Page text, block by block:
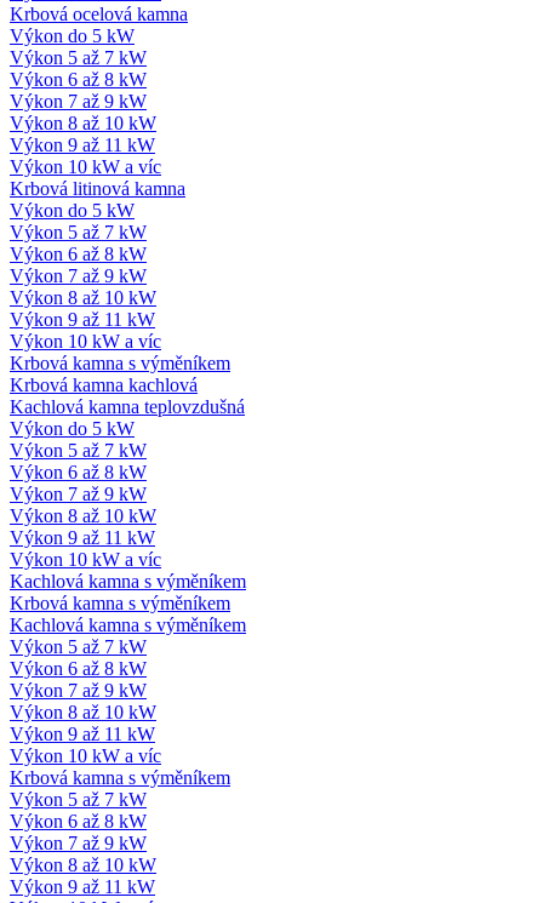
Krbová ocelová kamna
Výkon do 5 kW
Výkon 5 až 7 kW
Výkon 6 až 8 kW
Výkon 7 až 9 kW
Výkon 8 až 10 kW
Výkon 9 až 11 kW
Výkon 10 kW a víc
Krbová litinová kamna
Výkon do 5 kW
Výkon 5 až 7 kW
Výkon 6 až 8 kW
Výkon 7 až 9 kW
Výkon 8 až 10 kW
Výkon 9 až 11 kW
Výkon 10 kW a víc
Krbová kamna s výměníkem
Krbová kamna kachlová
Kachlová kamna teplovzdušná
Výkon do 5 kW
Výkon 5 až 7 kW
Výkon 6 až 8 kW
Výkon 7 až 9 kW
Výkon 8 až 10 kW
Výkon 9 až 11 kW
Výkon 10 kW a víc
Kachlová kamna s výměníkem
Krbová kamna s výměníkem
Kachlová kamna s výměníkem
Výkon 5 až 7 kW
Výkon 6 až 8 kW
Výkon 7 až 9 kW
Výkon 8 až 10 kW
Výkon 9 až 11 kW
Výkon 10 kW a víc
Krbová kamna s výměníkem
Výkon 5 až 7 kW
Výkon 6 až 8 kW
Výkon 7 až 9 kW
Výkon 8 až 10 kW
Výkon 9 až 11 kW